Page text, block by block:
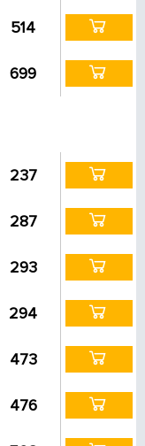
514
699
237
287
293
294
473
476